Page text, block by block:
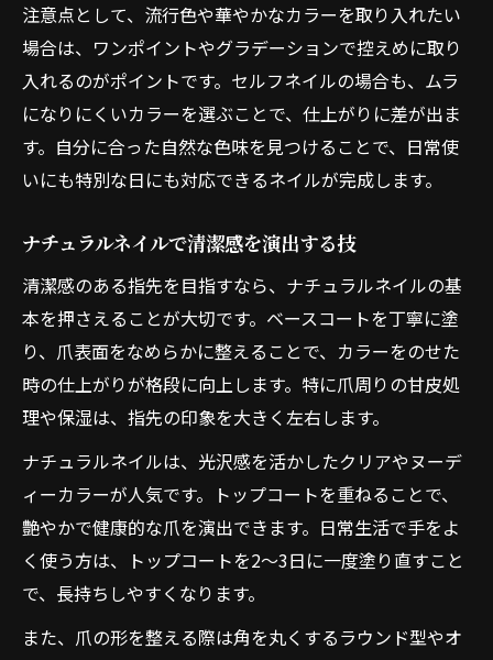
注意点として、流行色や華やかなカラーを取り入れたい
場合は、ワンポイントやグラデーションで控えめに取り
入れるのがポイントです。セルフネイルの場合も、ムラ
になりにくいカラーを選ぶことで、仕上がりに差が出ま
す。自分に合った自然な色味を見つけることで、日常使
いにも特別な日にも対応できるネイルが完成します。
ナチュラルネイルで清潔感を演出する技
清潔感のある指先を目指すなら、ナチュラルネイルの基
本を押さえることが大切です。ベースコートを丁寧に塗
り、爪表面をなめらかに整えることで、カラーをのせた
時の仕上がりが格段に向上します。特に爪周りの甘皮処
理や保湿は、指先の印象を大きく左右します。
ナチュラルネイルは、光沢感を活かしたクリアやヌーデ
ィーカラーが人気です。トップコートを重ねることで、
艶やかで健康的な爪を演出できます。日常生活で手をよ
く使う方は、トップコートを2～3日に一度塗り直すこと
で、長持ちしやすくなります。
また、爪の形を整える際は角を丸くするラウンド型やオ